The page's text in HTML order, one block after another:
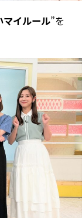
マイルール”を